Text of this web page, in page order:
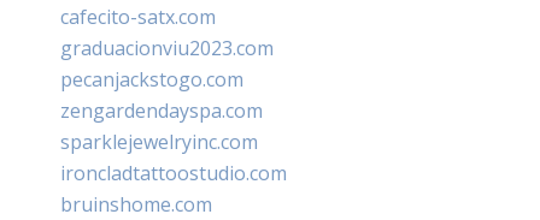
cafecito-satx.com
graduacionviu2023.com
pecanjackstogo.com
zengardendayspa.com
sparklejewelryinc.com
ironcladtattoostudio.com
bruinshome.com